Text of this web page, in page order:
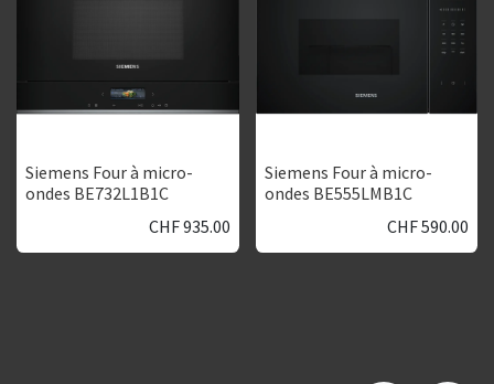
Siemens Four à micro-
ondes BE732L1B1C
CHF935.00
Siemens Four à micro-
ondes BE555LMB1C
CHF590.00